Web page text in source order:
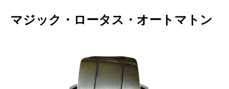
マジック・ロータス・オートマトン